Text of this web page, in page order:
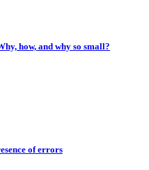
how, and why so small?
of errors